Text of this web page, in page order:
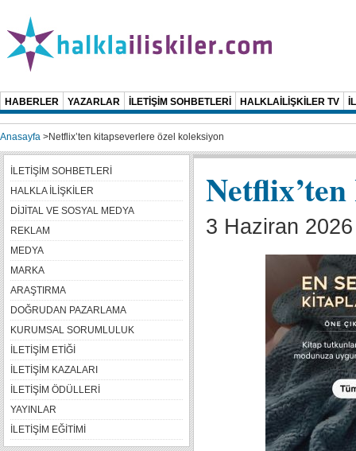
HABERLER YAZARLAR İLETİŞİM SOHBETLERİ HALKLAİLİŞKİLER TV
Anasayfa >Netflix’ten kitapseverlere özel koleksiyon
3 Haziran
İLETİŞİM SOHBETLERİ
HALKLA İLİŞKİLER
DİJİTAL VE SOSYAL MEDYA
REKLAM
MEDYA
MARKA
ARAŞTIRMA
DOĞRUDAN PAZARLAMA
KURUMSAL SORUMLULUK
İLETİŞİM ETİĞİ
İLETİŞİM KAZALARI
İLETİŞİM ÖDÜLLERİ
YAYINLAR
İLETİŞİM EĞİTİMİ